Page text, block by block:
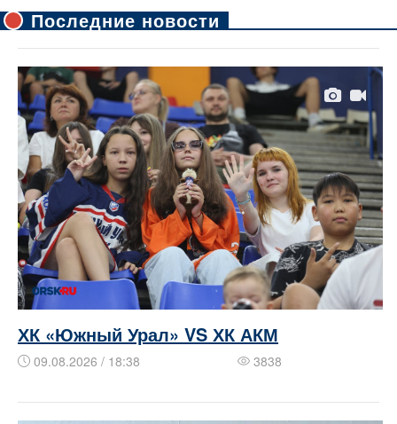
Последние новости
ХК «Южный Урал» VS ХК АКМ
09.08.2026 / 18:38 3838